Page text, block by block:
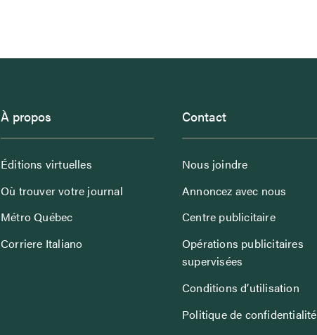
À propos
Éditions virtuelles
Où trouver votre journal
Métro Québec
Corriere Italiano
Contact
Nous joindre
Annoncez avec nous
Centre publicitaire
Opérations publicitaires
supervisées
Conditions d’utilisation
Politique de confidentialité